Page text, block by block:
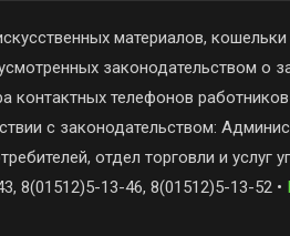
материалов,
законодательством о
телефонов
с законодательством:
отдел торговли и услуг
8(01512)5-13-46, 8(01512)5-13-52 •